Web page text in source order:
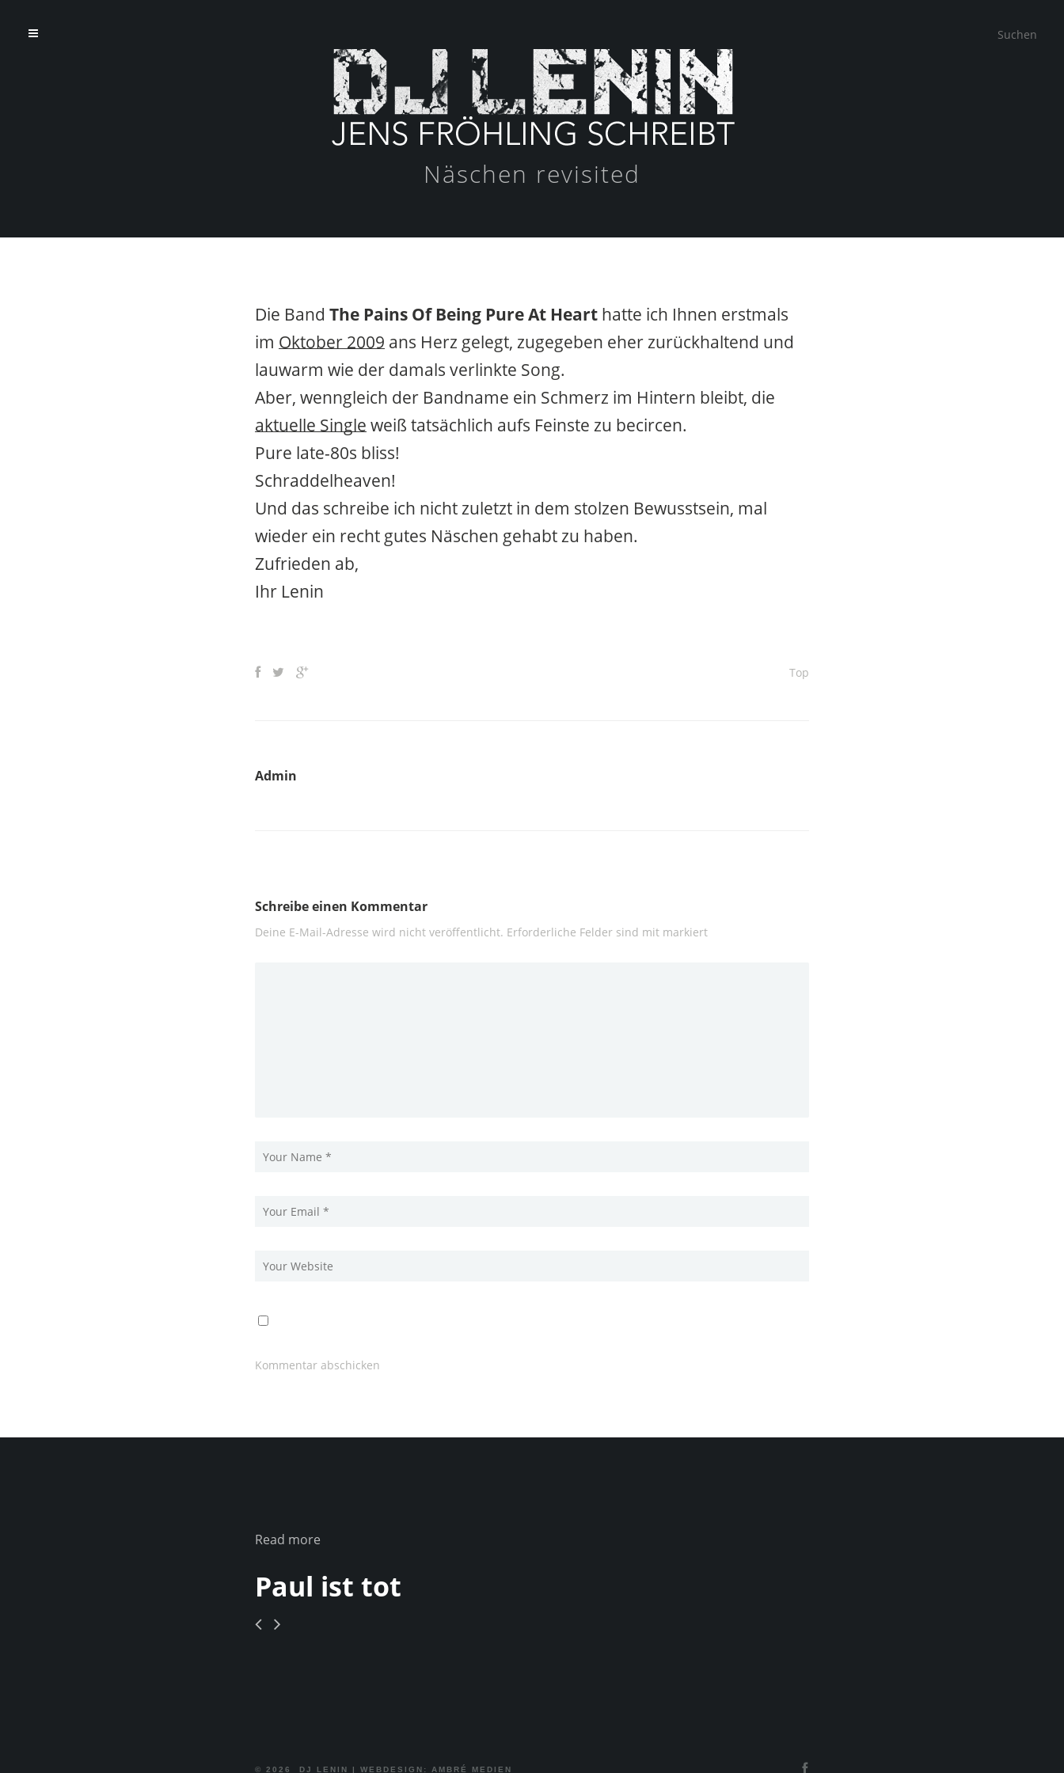
Näschen revisited
Die Band The Pains Of Being Pure At Heart hatte ich Ihnen erstmals
im Oktober 2009 ans Herz gelegt, zugegeben eher zurückhaltend und
lauwarm wie der damals verlinkte Song.
Aber, wenngleich der Bandname ein Schmerz im Hintern bleibt, die
aktuelle Single weiß tatsächlich aufs Feinste zu becircen.
Pure late-80s bliss!
Schraddelheaven!
Und das schreibe ich nicht zuletzt in dem stolzen Bewusstsein, mal
wieder ein recht gutes Näschen gehabt zu haben.
Zufrieden ab,
Ihr Lenin
Top
Admin
Schreibe einen Kommentar
Deine E-Mail-Adresse wird nicht veröffentlicht. Erforderliche Felder sind mit markiert
Read more
Paul ist tot
© 2026 DJ LENIN | WEBDESIGN: AMBRÉ MEDIEN